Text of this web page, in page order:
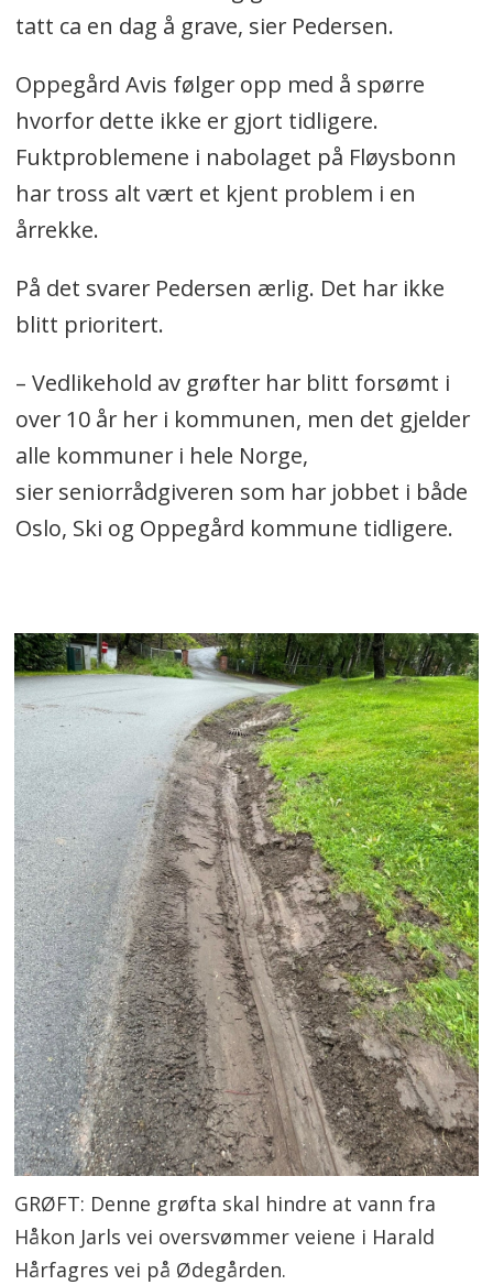
tatt ca en dag å grave, sier Pedersen.
Oppegård Avis følger opp med å spørre
hvorfor dette ikke er gjort tidligere.
Fuktproblemene i nabolaget på Fløysbonn
har tross alt vært et kjent problem i en
årrekke.
På det svarer Pedersen ærlig. Det har ikke
blitt prioritert.
– Vedlikehold av grøfter har blitt forsømt i
over 10 år her i kommunen, men det gjelder
alle kommuner i hele Norge,
sier seniorrådgiveren som har jobbet i både
Oslo, Ski og Oppegård kommune tidligere.
GRØFT: Denne grøfta skal hindre at vann fra
Håkon Jarls vei oversvømmer veiene i Harald
Hårfagres vei på Ødegården.